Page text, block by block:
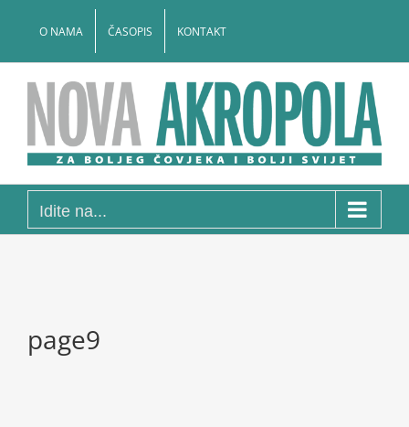
O NAMA ČASOPIS KONTAKT
Idite na...
page9